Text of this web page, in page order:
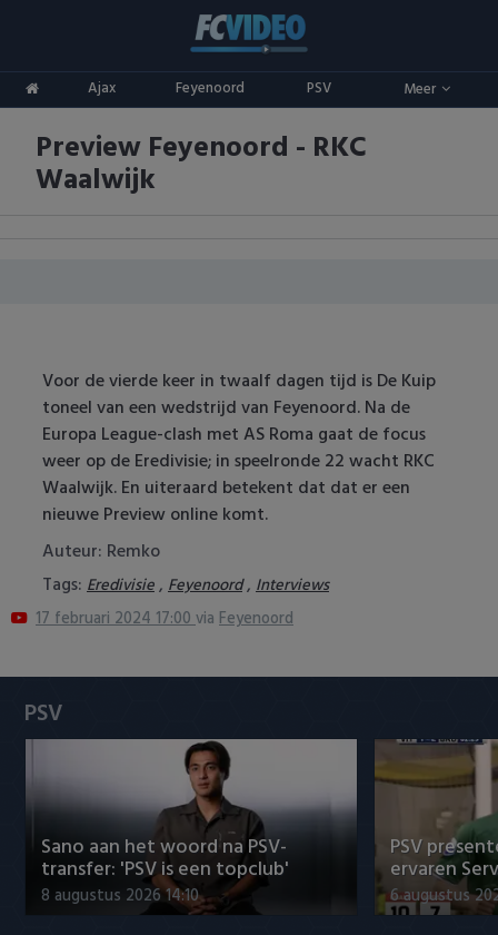
Ajax Feyenoord PSV Meer
ADO Den Haag
Ajax
FC Utrecht
Feyenoord
Heracles Almelo
NAC Breda
PEC Zwolle
PSV
Roda JC
SC Heerenveen
Sparta
Vitesse
Competities
Eredivisie
Keuken Kampioen Divisie
Champions League
Europa League
Conference League
Oranje
Preview Feyenoord - RKC
Waalwijk
Voor de vierde keer in twaalf dagen tijd is De Kuip
toneel van een wedstrijd van Feyenoord. Na de
Europa League-clash met AS Roma gaat de focus
weer op de Eredivisie; in speelronde 22 wacht RKC
Waalwijk. En uiteraard betekent dat dat er een
nieuwe Preview online komt.
Auteur: Remko
Tags: Eredivisie, Feyenoord, Interviews
17 februari 2024 17:00via Feyenoord
PSV
Sano aan het woord na PSV-
transfer: 'PSV is een topclub'
8 augustus 2026 14:10
PSV
ervaren
6 augustus